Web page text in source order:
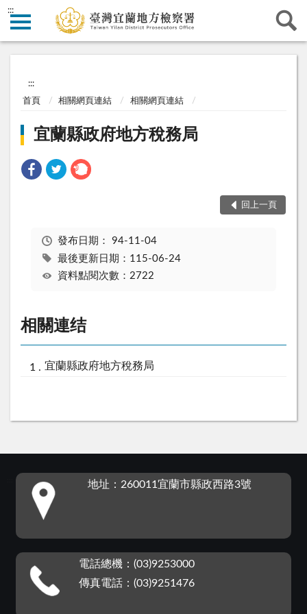
:::
:::
首頁 相關網頁連結 相關網頁連結
宜蘭縣政府地方稅務局
回上一頁
發布日期： 94-11-04
最後更新日期：115-06-24
資料點閱次數：2722
相關連结
宜蘭縣政府地方稅務局
地址：260011宜蘭市縣政西路3號
電話總機：(03)9253000
傳真電話：(03)9251476